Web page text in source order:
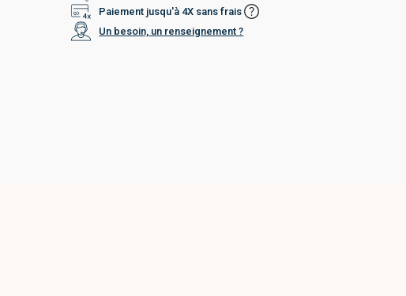
Paiement jusqu'à 4X sans frais
Un besoin, un renseignement ?